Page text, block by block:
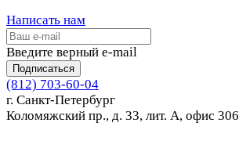
Написать нам
Введите верный e-mail
Подписаться
(812) 703-60-04
г. Санкт-Петербург
Коломяжский пр., д. 33, лит. А, офис 306